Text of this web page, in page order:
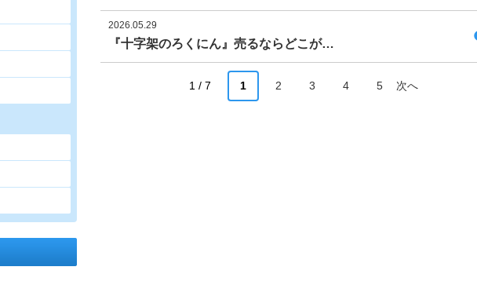
2026.05.29
『十字架のろくにん』売るならどこが…
1 / 7 1 2 3 4 5 次へ